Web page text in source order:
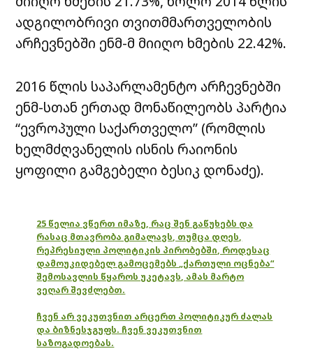
ადგილობრივი თვითმმართველობის
არჩევნებში ენმ-მ მიიღო ხმების 22.42%.
2016 წლის საპარლამენტო არჩევნებში
ენმ-სთან ერთად მონაწილეობს პარტია
“ევროპული საქართველო” (რომლის
ხელმძღვანელის ისნის რაიონის
ყოფილი გამგებელი ბესიკ დონაძე).
25 წელია ვწერთ იმაზე, რაც შენ გაწუხებს და
რასაც მთავრობა გიმალავს, თუმცა დღეს,
რეპრესიული პოლიტიკის პირობებში, როდესაც
დამოუკიდებელ გამოცემებს „ქართული ოცნება“
შემოსავლის წყაროს უკეტავს, ამას მარტო
ვეღარ შევძლებთ.
ჩვენ არ ვეკუთვნით არცერთ პოლიტიკურ ძალას
და ბიზნესჯგუფს. ჩვენ ვეკუთვნით
საზოგადოებას.